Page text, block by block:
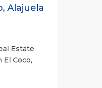
Alajuela
Estate
El Coco,